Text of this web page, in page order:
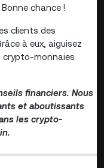
chance !
clients des
à eux, aiguisez
crypto-monnaies
financiers. Nous
et aboutissants
les crypto-